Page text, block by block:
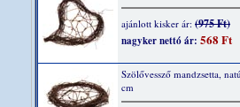
ajánlott kisker ár: (975 Ft)
nagyker nettó ár: 568 Ft
Szölővessző mandzsetta,
cm